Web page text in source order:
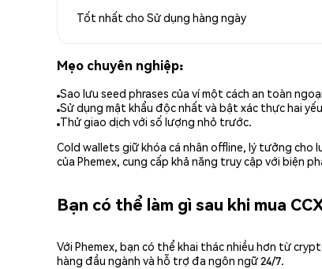
Tốt nhất cho Sử dụng hàng ngày
Mẹo chuyên nghiệp:
Sao lưu seed phrases của ví một cách an toàn
Sử dụng mật khẩu độc nhất và bật xác thực hai yếu
Thử giao dịch với số lượng nhỏ trước.
Cold wallets giữ khóa cá nhân offline, lý tưởng
của Phemex, cung cấp khả năng truy cập với biện
Bạn có thể làm gì sau khi mua
Với Phemex, bạn có thể khai thác nhiều hơn từ
hàng đầu ngành và hỗ trợ đa ngôn ngữ 24/7.